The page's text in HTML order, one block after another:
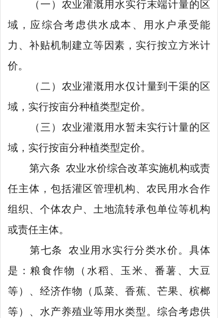
（一） 农业灌溉用水实行末端计量的区
域，应综合考虑供水成本、用 水 户承受能
力、补贴机制建立等因素， 实行按立方米计
价。
（二） 农业灌溉用水仅计量到干渠的区
域，实行按亩分种植类型定价。
（三） 农业灌溉用水暂未实行计量的区
域，实行按亩分种植类型定价。
第六条 农业水价综合改革实施机构或责
任主体，包括灌区管理机构、农民用水合作
组织、个体农户、土地流转承包单位等机构
或责任主体。
第七条
农业用水实行分类水价。具体
是：粮食作物（水稻、玉米、番薯、大豆
等）、经济作物（瓜菜、香蕉、芒果、槟榔
等）、水产养殖业等用水类型。综合考虑供